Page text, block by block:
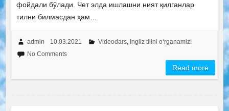
фойдали бўлади. Чет элда ишлашни ният қилганлар
тилни билмасдан ҳам…
admin 10.03.2021 Videodars, Ingliz tilini o‘rganamiz!
No Comments
Read more